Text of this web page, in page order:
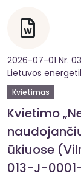
2026-07-01 Nr.
Lietuvos
Kvietimas
Kvietimo
ūkiuose
013-J-